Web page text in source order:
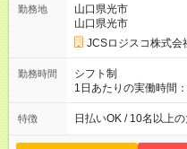
万円／週6日稼働 ・地方郊外エリア 月収40万円／週5日稼働 月
収40万円~50万円／週6日稼働 ＜モデルイメー
円 (27歳男性/江東区在
(日休み) ■月収80万円(43歳男性/墨田区在住)※元営業 1日200個
勤務地
山口県光市
山口県光市
JCSロジスコ株式会
勤務時間
シフト制
1日あたりの実働時間
働8時間） ※週5日勤
よって時間外での勤務
特徴 日払いOK / 10名以上